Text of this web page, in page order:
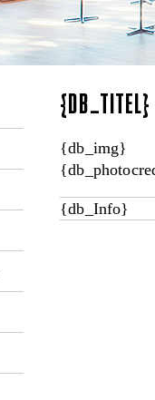
{DB_TITEL}
{db_img}
{db_Info}